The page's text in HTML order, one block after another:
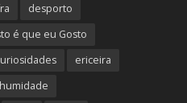
desporto
é que eu Gosto
ericeira
humidade